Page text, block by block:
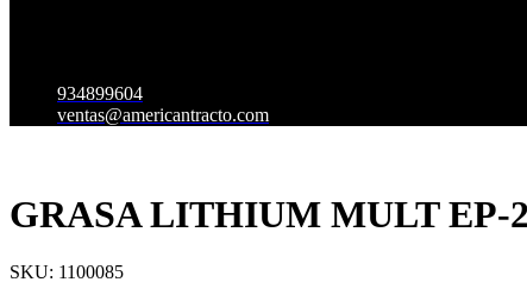
934899604
ventas@americantracto.com
GRASA LITHIUM MULT EP-
SKU: 1100085